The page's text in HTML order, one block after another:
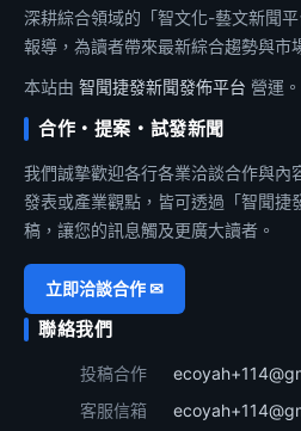
深耕綜合領域的「智文化-藝文新聞
報導，為讀者帶來最新綜合趨勢與市
本站由 智聞捷發新聞發佈平台 營運。
合作・提案・試發新聞
我們誠摯歡迎各行各業洽談合作與內
發表或產業觀點，皆可透過「智聞捷
稿，讓您的訊息觸及更廣大讀者。
立即洽談合作 ✉
聯絡我們
投稿合作
客服信箱